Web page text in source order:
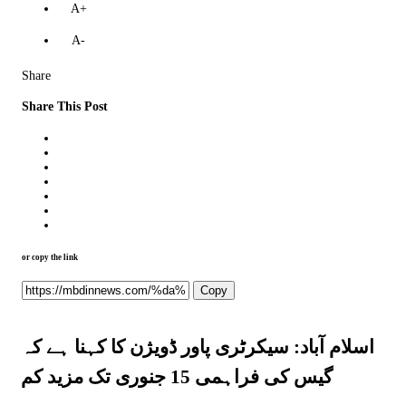
A+
A-
Share
Share This Post
or copy the link
Copy
اسلام آباد: سیکرٹری پاور ڈویژن کا کہنا ہے کہ
گیس کی فراہمی 15 جنوری تک مزید کم